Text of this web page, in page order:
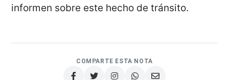
informen sobre este hecho de tránsito.
COMPARTE ESTA NOTA